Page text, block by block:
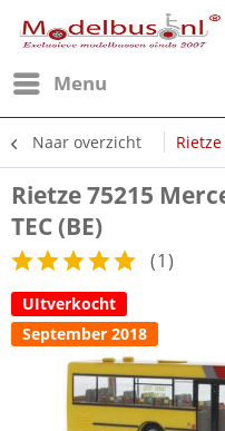
Menu
Naar overzicht
Rietze 75215
TEC (BE)
(1)
UItverkocht
September 2018